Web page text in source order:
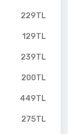
229TL
129TL
239TL
200TL
449TL
275TL